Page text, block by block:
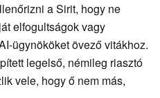
a Sirit, hogy ne
elfogultságok vagy
ügynököket övező vitákhoz.
legelső, némileg riasztó
vele, hogy ő nem más,